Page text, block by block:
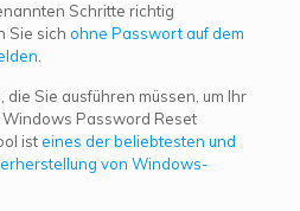
Schritte richtig
Sie sich ohne Passwort auf dem
Sie ausführen müssen, um Ihr
Password Reset
isteines der beliebtesten und
von Windows-